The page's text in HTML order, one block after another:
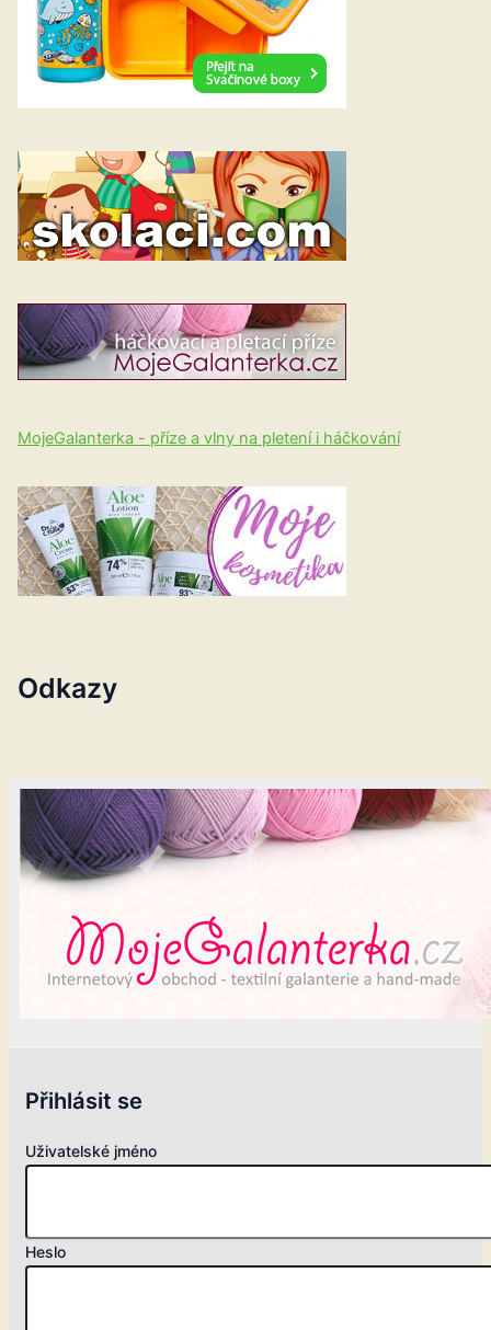
MojeGalanterka - příze a vlny na pletení i háčkování
Odkazy
Přihlásit se
Uživatelské jméno
Heslo